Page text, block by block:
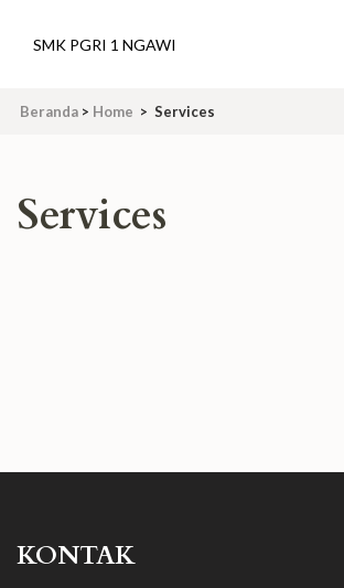
SMK PGRI 1 NGAWI
Beranda > Home > Services
Services
KONTAK